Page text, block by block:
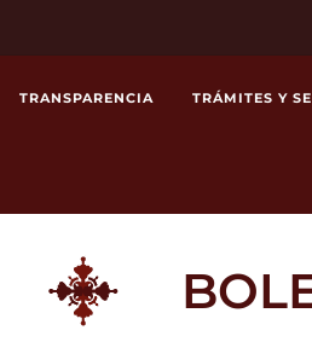
TRANSPARENCIA TRÁMITES Y